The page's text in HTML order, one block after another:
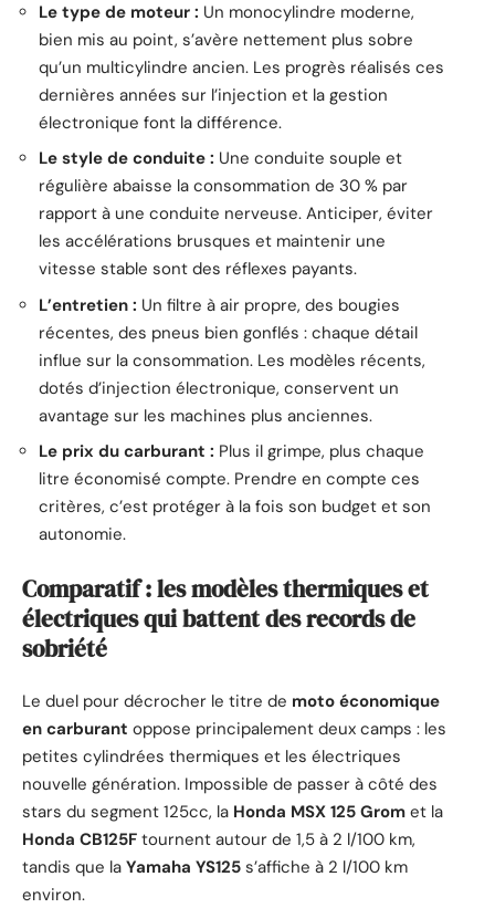
Le type de moteur : Un monocylindre moderne,
bien mis au point, s’avère nettement plus sobre
qu’un multicylindre ancien. Les progrès réalisés ces
dernières années sur l’injection et la gestion
électronique font la différence.
Le style de conduite : Une conduite souple et
régulière abaisse la consommation de 30 % par
rapport à une conduite nerveuse. Anticiper, éviter
les accélérations brusques et maintenir une
vitesse stable sont des réflexes payants.
L’entretien : Un filtre à air propre, des bougies
récentes, des pneus bien gonflés : chaque détail
influe sur la consommation. Les modèles récents,
dotés d’injection électronique, conservent un
avantage sur les machines plus anciennes.
Le prix du carburant : Plus il grimpe, plus chaque
litre économisé compte. Prendre en compte ces
critères, c’est protéger à la fois son budget et son
autonomie.
Comparatif : les modèles thermiques et
électriques qui battent des records de
sobriété
Le duel pour décrocher le titre de moto économique
en carburant oppose principalement deux camps : les
petites cylindrées thermiques et les électriques
nouvelle génération. Impossible de passer à côté des
stars du segment 125cc, la Honda MSX 125 Grom et la
Honda CB125F tournent autour de 1,5 à 2 l/100 km,
tandis que la Yamaha YS125 s’affiche à 2 l/100 km
environ.